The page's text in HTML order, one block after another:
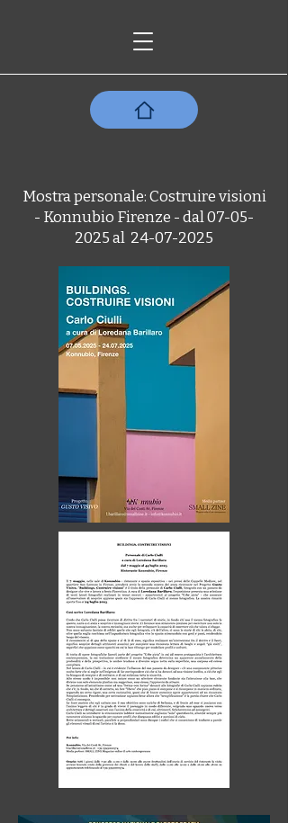
Mostra personale: Costruire visioni
- Konnubio Firenze - dal07-05-
2025al 24-07-2025